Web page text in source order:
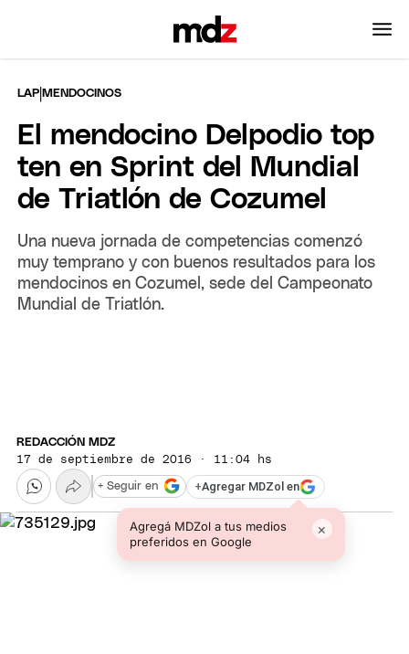
LAP |MENDOCINOS
El mendocino Delpodio top
ten en Sprint del Mundial
de Triatlón de Cozumel
Una nueva jornada de competencias comenzó
muy temprano y con buenos resultados para los
mendocinos en Cozumel, sede del Campeonato
Mundial de Triatlón.
REDACCIÓN MDZ
17 de septiembre de 2016 · 11:04 hs
+Agregar MDZol en
Agregá MDZol a tus medios
preferidos en Google
×
+ Seguir en